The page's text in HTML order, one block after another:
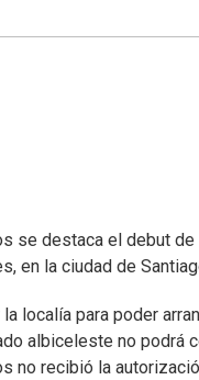
se destaca el debut
en la ciudad de
localía para poder
albiceleste no podrá
no recibió la